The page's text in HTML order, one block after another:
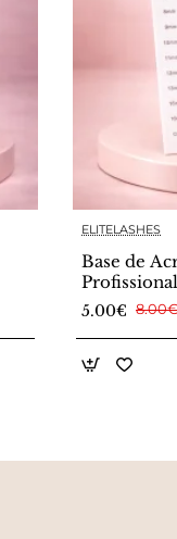
ELITELASHES
Base de
Pestanas
5.00€ 8.00€